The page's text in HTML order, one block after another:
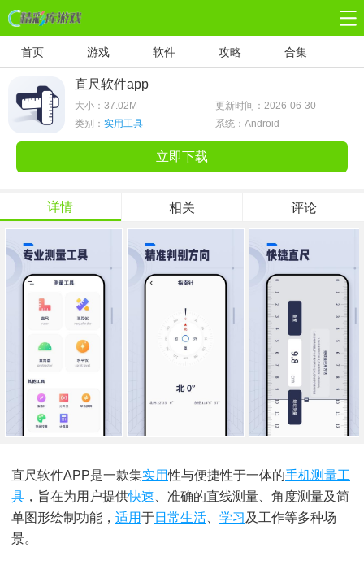
首页 游戏 软件 攻略 合集
直尺软件app
大小： 37.02M
更新时间：2026-06-30
类别： 实用工具 系统：Android
立即下载
详情 相关 评论
直尺软件APP是一款集实用性与便捷性于一体的手机测量工
具 ，旨在为用户提供快速 、准确的直线测量、角度测量及简
单图形绘制功能， 适用于日常生活 学习 及工作等多种场
景。